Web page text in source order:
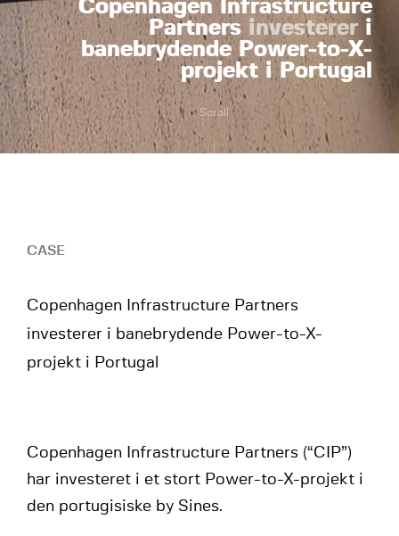
Copenhagen Infrastructure
Partners investereri
banebrydende Power-to-X-
projekt i Portugal
Scroll
CASE
Copenhagen Infrastructure Partners
investerer i banebrydende Power-to-X-
projekt i Portugal
Copenhagen Infrastructure Partners (“CIP”)
har investeret i et stort Power-to-X-projekt i
den portugisiske by Sines.